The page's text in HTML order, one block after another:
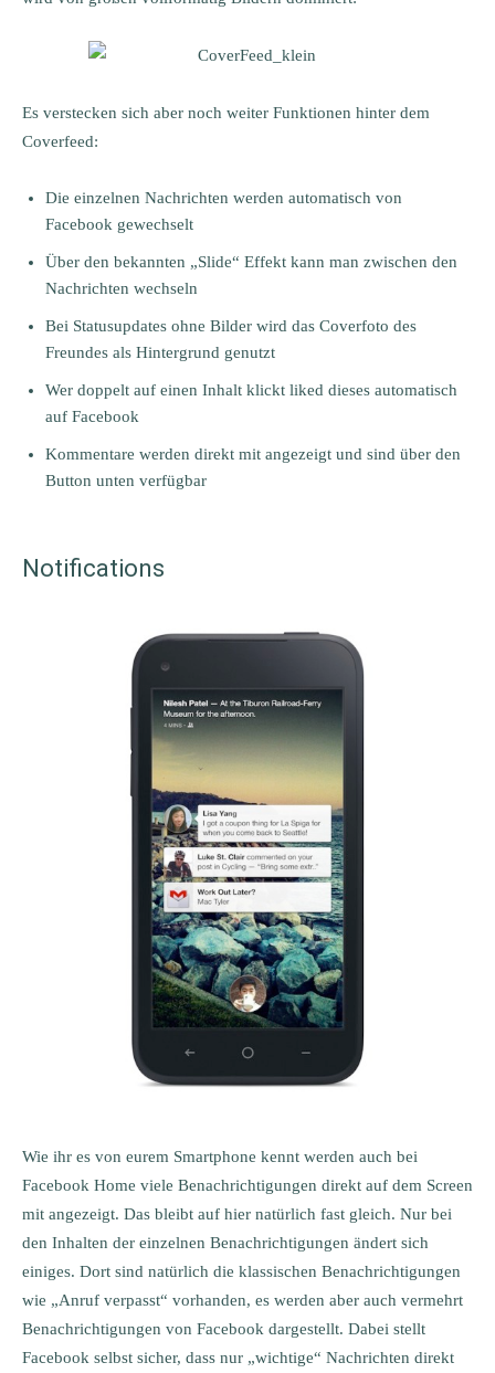
Es verstecken sich aber noch weiter Funktionen hinter dem
Coverfeed:
Die einzelnen Nachrichten werden automatisch von
Facebook gewechselt
Über den bekannten „Slide“ Effekt kann man zwischen den
Nachrichten wechseln
Bei Statusupdates ohne Bilder wird das Coverfoto des
Freundes als Hintergrund genutzt
Wer doppelt auf einen Inhalt klickt liked dieses automatisch
auf Facebook
Kommentare werden direkt mit angezeigt und sind über den
Button unten verfügbar
Notifications
Wie ihr es von eurem Smartphone kennt werden auch bei
Facebook Home viele Benachrichtigungen direkt auf dem Screen
mit angezeigt. Das bleibt auf hier natürlich fast gleich. Nur bei
den Inhalten der einzelnen Benachrichtigungen ändert sich
einiges. Dort sind natürlich die klassischen Benachrichtigungen
wie „Anruf verpasst“ vorhanden, es werden aber auch vermehrt
Benachrichtigungen von Facebook dargestellt. Dabei stellt
Facebook selbst sicher, dass nur „wichtige“ Nachrichten direkt